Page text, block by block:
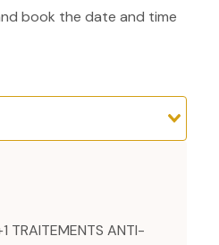
book the date and time
TRAITEMENTS ANTI-